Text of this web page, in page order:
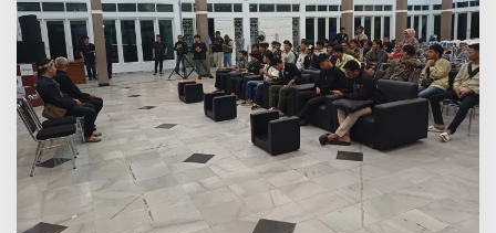
T
i
d
a
k
P
e
r
a